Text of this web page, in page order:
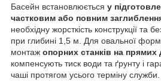
Басейн встановлюється у
частковим або повним
необхідну жорсткість конструкції та
при глибині 1,5 м. Для овальної
монтаж опорних станків на прямих
компенсують тиск води та ґрунту і
чаші протягом усього терміну служби.